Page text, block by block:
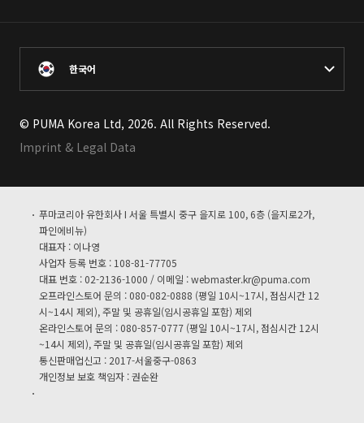
한국어
© PUMA Korea Ltd, 2026. All Rights Reserved.
Imprint & Legal Data
푸마코리아 유한회사 I 서울 특별시 중구 을지로 100, 6층 (을지로2가,
파인에비뉴)
대표자 : 이나영
사업자 등록 번호 : 108-81-77705
대표 번호 : 02-2136-1000 / 이메일 :webmaster.kr@puma.com
오프라인스토어 문의 : 080-082-0888 (평일 10시~17시, 점심시간 12
시~14시 제외), 주말 및 공휴일(임시공휴일 포함) 제외
온라인스토어 문의 : 080-857-0777 (평일 10시~17시, 점심시간 12시
~14시 제외), 주말 및 공휴일(임시공휴일 포함) 제외
통신판매업신고 : 2017-서울중구-0863
개인정보 보호 책임자 : 권순완